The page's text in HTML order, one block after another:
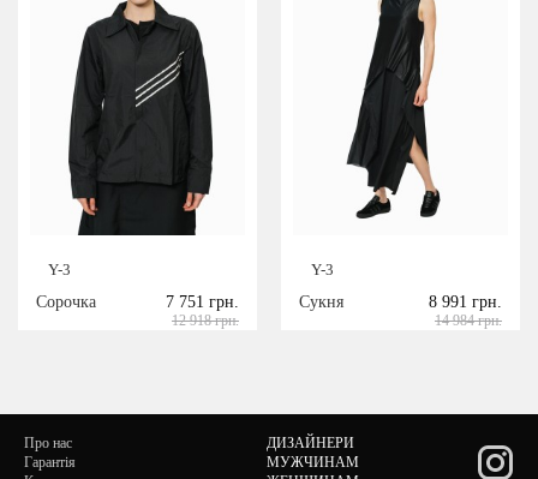
Y-3
Сорочка
7 751 грн.
12 918 грн.
Y-3
Сукня
8 991 грн.
14 984 грн.
Про нас
Гарантія
ДИЗАЙНЕРИ
МУЖЧИНАМ